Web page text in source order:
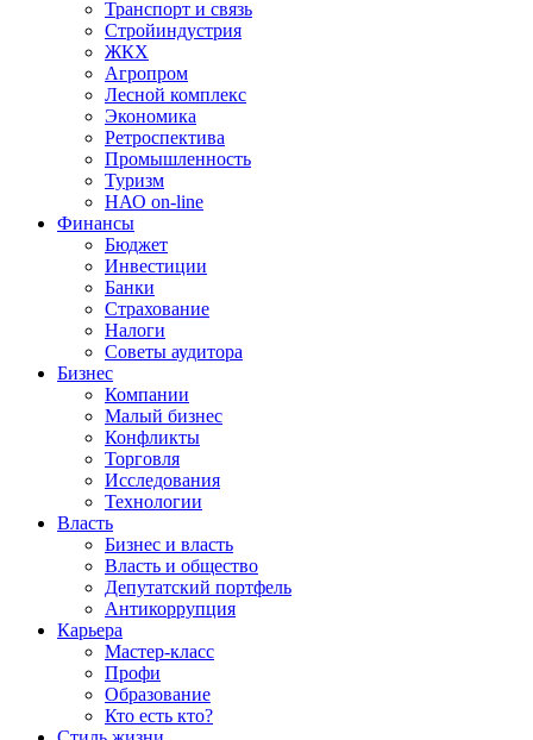
Транспорт и связь
Стройиндустрия
ЖКХ
Агропром
Лесной комплекс
Экономика
Ретроспектива
Промышленность
Туризм
НАО on-line
Финансы
Бюджет
Инвестиции
Банки
Страхование
Налоги
Советы аудитора
Бизнес
Компании
Малый бизнес
Конфликты
Торговля
Исследования
Технологии
Власть
Бизнес и власть
Власть и общество
Депутатский портфель
Антикоррупция
Карьера
Мастер-класс
Профи
Образование
Кто есть кто?